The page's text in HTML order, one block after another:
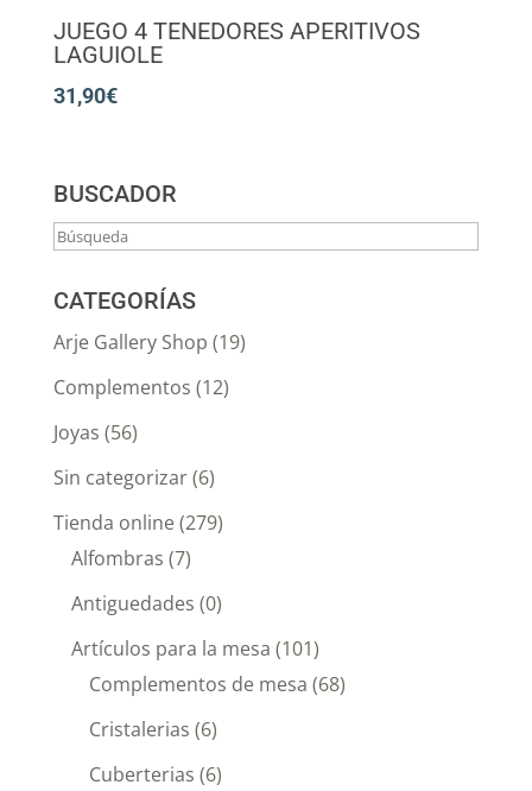
JUEGO 4 TENEDORES APERITIVOS
LAGUIOLE
31,90€
BUSCADOR
CATEGORÍAS
Arje Gallery Shop (19)
Complementos (12)
Joyas (56)
Sin categorizar(6)
Tienda online(279)
Alfombras (7)
Antiguedades (0)
Artículos para la mesa (101)
Complementos de mesa (68)
Cristalerias (6)
Cuberterias (6)